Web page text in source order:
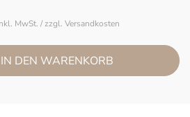
MwSt. / zzgl. Versandkosten
IN DEN WARENKORB